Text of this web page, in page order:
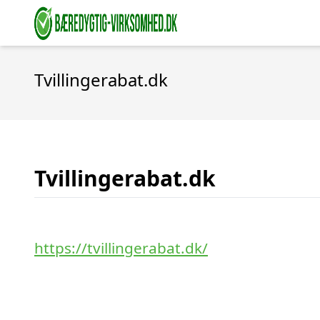
Tvillingerabat.dk
Tvillingerabat.dk
https://tvillingerabat.dk/